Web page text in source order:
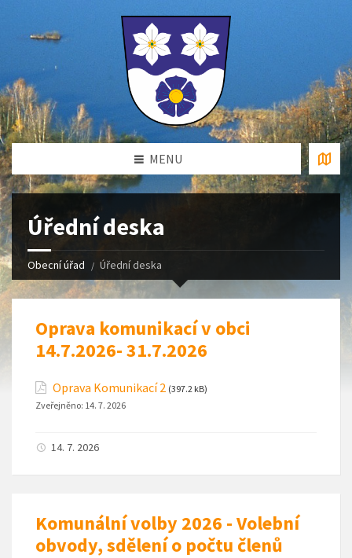
MENU
Úřední deska
Obecní úřad Úřední deska
Oprava komunikací v obci
14.7.2026- 31.7.2026
Oprava Komunikací 2 (397.2 kB)
Zveřejněno: 14. 7. 2026
14. 7. 2026
Komunální volby 2026 - Volební
obvody, sdělení o počtu členů